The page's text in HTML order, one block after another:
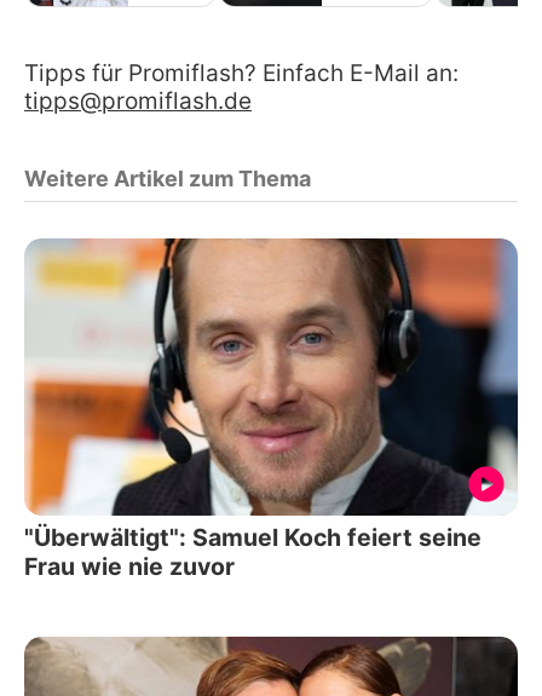
Tipps für Promiflash? Einfach E-Mail an:
tipps@promiflash.de
Weitere Artikel zum Thema
"Überwältigt": Samuel Koch feiert seine
Frau wie nie zuvor